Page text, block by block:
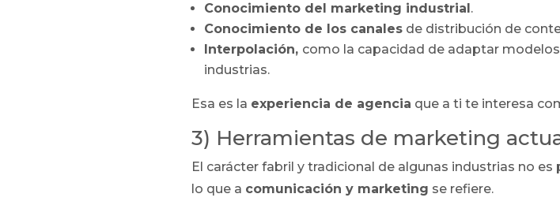
Conocimiento del marketing industrial .
Conocimiento de los canalesde distribución de
Interpolación, como la capacidad de adaptar
industrias.
Esa es la experiencia de agencia que a ti te interesa
3) Herramientas de marketing
El carácter fabril y tradicional de algunas industrias no
lo que a comunicación y marketing se refiere.